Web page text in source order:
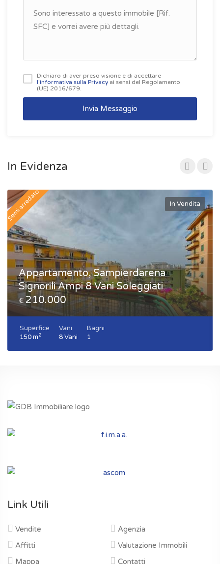
Dichiaro di aver preso visione e di accettare
l'informativa sulla Privacy ai sensi del Regolamento
(UE) 2016/679.
Invia Messaggio
In Evidenza
In Vendita
Appartamento, Sampierdarena
Signorili Ampi 8 Vani Soleggiati
€ 210.000
Superfice
150 m2
Vani
8 Vani
Bagni
1
Semi arredato
Link Utili
Vendite
Affitti
Mappa
Agenzia
Valutazione Immobili
Contatti